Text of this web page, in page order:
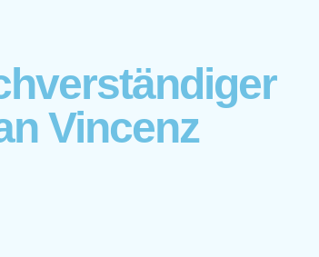
Vincenz